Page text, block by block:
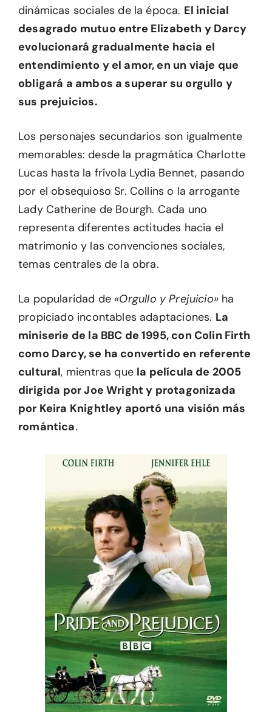
dinámicas sociales de la época. El inicial
desagrado mutuo entre Elizabeth y Darcy
evolucionará gradualmente hacia el
entendimiento y el amor, en un viaje que
obligará a ambos a superar su orgullo y
sus prejuicios.
Los personajes secundarios son igualmente
memorables: desde la pragmática Charlotte
Lucas hasta la frívola Lydia Bennet, pasando
por el obsequioso Sr. Collins o la arrogante
Lady Catherine de Bourgh. Cada uno
representa diferentes actitudes hacia el
matrimonio y las convenciones sociales,
temas centrales de la obra.
La popularidad de «Orgullo y Prejuicio» ha
propiciado incontables adaptaciones. La
miniserie de la BBC de 1995, con Colin Firth
como Darcy, se ha convertido en referente
cultural, mientras que la película de 2005
dirigida por Joe Wright y protagonizada
por Keira Knightley aportó una visión más
romántica.